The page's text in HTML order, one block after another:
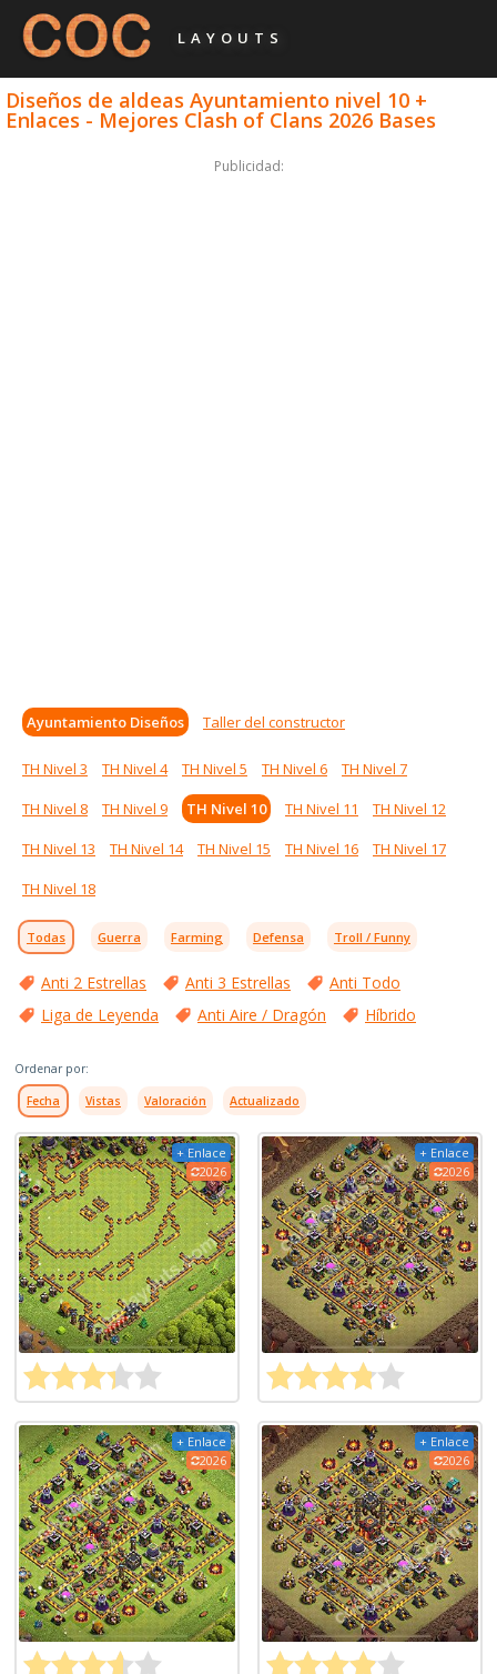
LAYOUTS
Diseños de aldeas Ayuntamiento nivel 10 +
Enlaces - Mejores Clash of Clans 2026 Bases
Publicidad:
Ayuntamiento Diseños Taller del constructor
TH Nivel 3 TH Nivel 4 TH Nivel 5 TH Nivel 6
TH Nivel 7
TH Nivel 8
TH Nivel 9 TH Nivel 10 TH Nivel 11
TH Nivel 12
TH Nivel 13
TH Nivel 14 TH Nivel 15 TH Nivel 16
TH Nivel 17
TH Nivel 18
Todas Guerra Farming Defensa Troll / Funny
Anti 2 Estrellas Anti 3 Estrellas
Anti Todo
Liga de Leyenda
Anti Aire / Dragón Híbrido
Ordenar por:
Fecha Vistas Valoración Actualizado
+ Enlace
2026
+ Enlace
2026
+ Enlace
2026
+ Enlace
2026